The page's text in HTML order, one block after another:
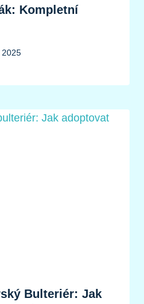
Kompletní
2025
Bulteriér: Jak